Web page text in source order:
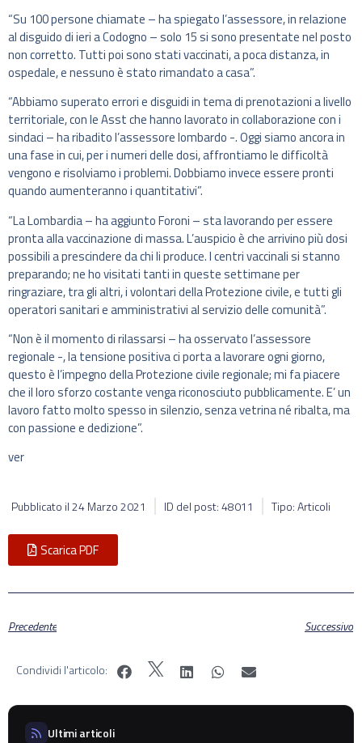
“Su 100 persone chiamate – ha spiegato l’assessore, in relazione
al disguido di ieri a Codogno – solo 15 si sono presentate nel posto
non corretto. Tutti poi sono stati vaccinati, a poca distanza, in
ospedale, e nessuno è stato rimandato a casa”.
“Abbiamo superato errori e disguidi in tema di prenotazioni a livello
territoriale, con le Asst che hanno lavorato in collaborazione con i
sindaci – ha ribadito l’assessore lombardo -. Oggi siamo ancora in
una fase in cui, per i numeri delle dosi, affrontiamo le difficoltà
vengono e risolviamo i problemi. Dobbiamo invece essere pronti
quando aumenteranno i quantitativi”.
“La Lombardia – ha aggiunto Foroni – sta lavorando per essere
pronta alla vaccinazione di massa. L’auspicio è che arrivino più dosi
possibili a prescindere da chi li produce. I centri vaccinali si stanno
preparando; ne ho visitati tanti in queste settimane per
ringraziare, tra gli altri, i volontari della Protezione civile, e tutti gli
operatori sanitari e amministrativi al servizio delle comunità”.
“Non è il momento di rilassarsi – ha osservato l’assessore
regionale -, la tensione positiva ci porta a lavorare ogni giorno,
questo è l’impegno della Protezione civile regionale; mi fa piacere
che il loro sforzo costante venga riconosciuto pubblicamente. E’ un
lavoro fatto molto spesso in silenzio, senza vetrina né ribalta, ma
con passione e dedizione”.
ver
Pubblicato il24 Marzo 2021 ID del post: 48011 Tipo: Articoli
Scarica PDF
Precedente Successivo
Condividi l'articolo:
Ultimi articoli